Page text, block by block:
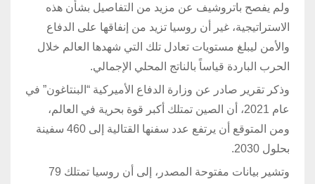
ولم يفصح باتروشيف عن مزيد من التفاصيل بشأن هذه
الاستراتيجية، غير أن روسيا تزيد من إنفاقها على الدفاع
والأمن ليبلغ مستويات تعادل تلك التي شهدها العالم خلال
الحرب الباردة قياساً بالناتج المحلي الإجمالي.
وذكر تقرير صادر عن وزارة الدفاع الأميركية “البنتاغون” في
عام 2021، أن الصين تمتلك أكبر قوة بحرية في العالم،
ومن المتوقع أن يرتفع عدد سفنها القتالية إلى 460 سفينة
بحلول 2030.
وتشير بيانات مفتوحة المصدر، إلى أن روسيا تمتلك 79